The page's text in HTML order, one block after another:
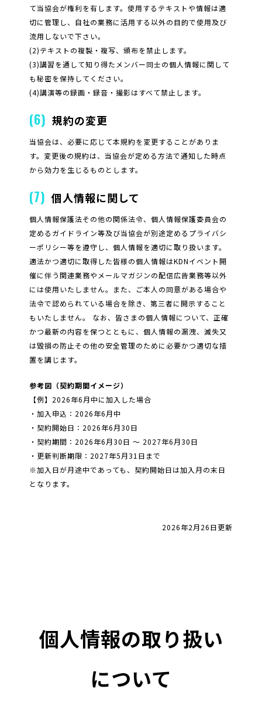
て当協会が権利を有します。使用するテキストや情報は適
切に管理し、自社の業務に活用する以外の目的で使用及び
流用しないで下さい。
(2)テキストの複製・複写、頒布を禁止します。
(3)講習を通して知り得たメンバー同士の個人情報に関して
も秘密を保持してください。
(4)講演等の録画・録音・撮影はすべて禁止します。
(6) 規約の変更
当協会は、必要に応じて本規約を変更することがありま
す。変更後の規約は、当協会が定める方法で通知した時点
から効力を生じるものとします。
(7) 個人情報に関して
個人情報保護法その他の関係法令、個人情報保護委員会の
定めるガイドライン等及び当協会が別途定めるプライバシ
ーポリシー等を遵守し、個人情報を適切に取り扱います。
適法かつ適切に取得した皆様の個人情報はKDNイベント開
催に伴う関連業務やメールマガジンの配信広告業務等以外
には使用いたしません。また、ご本人の同意がある場合や
法令で認められている場合を除き、第三者に開示すること
もいたしません。 なお、皆さまの個人情報について、正確
かつ最新の内容を保つとともに、個人情報の漏洩、滅失又
は毀損の防止その他の安全管理のために必要かつ適切な措
置を講じます。
参考図（契約期間イメージ）
【例】2026年6月中に加入した場合
・加入申込：2026年6月中
・契約開始日：2026年6月30日
・契約期間：2026年6月30日 ～ 2027年6月30日
・更新判断期限：2027年5月31日まで
※加入日が月途中であっても、契約開始日は加入月の末日
となります。
2026年2月26日更新
個人情報の取り扱い
について